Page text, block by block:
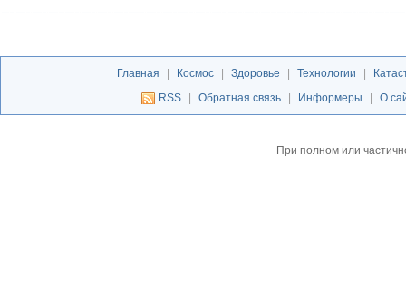
Главная Космос Здоровье Технологии
RSS
Обратная связь Информеры О
При полном или